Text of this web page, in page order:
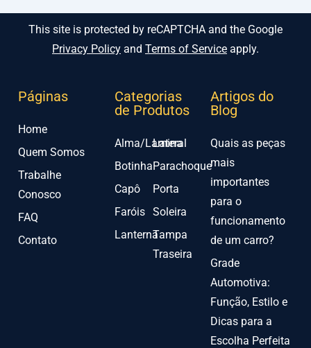
This site is protected by reCAPTCHA and the Google
Privacy Policy and Terms of Service apply.
Páginas
Home
Quem Somos
Trabalhe
Conosco
FAQ
Contato
Categorias
de Produtos
Alma/Lamina
Botinha
Capô
Faróis
Lanterna
Lateral
Parachoque
Porta
Soleira
Tampa
Traseira
Artigos do
Blog
Quais as peças
mais
importantes
para o
funcionamento
de um carro?
Grade
Automotiva:
Função, Estilo e
Dicas para a
Escolha Perfeita